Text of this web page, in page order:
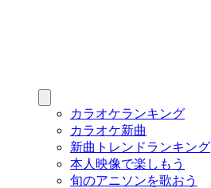
カラオケランキング
カラオケ新曲
新曲トレンドランキング
本人映像で楽しもう
旬のアニソンを歌おう